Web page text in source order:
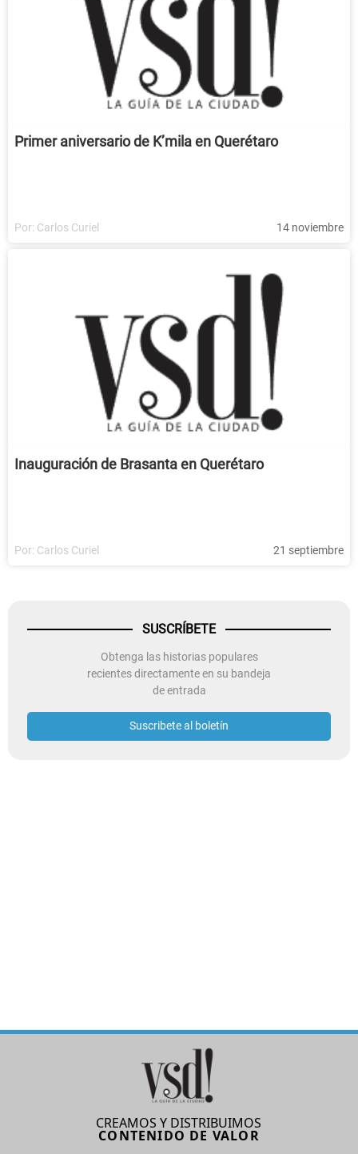
Primer aniversario de K’mila en Querétaro
Por: Carlos Curiel 14 noviembre
Inauguración de Brasanta en Querétaro
Por: Carlos Curiel 21 septiembre
SUSCRÍBETE
Obtenga las historias populares
recientes directamente en su bandeja
de entrada
Suscribete al boletín
CREAMOS Y DISTRIBUIMOS
CONTENIDO DE VALOR